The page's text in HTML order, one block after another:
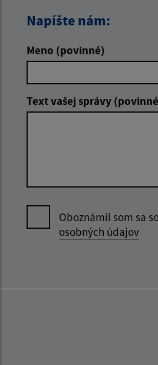
Napíšte nám:
Meno (povinné)
Text vašej správy
Oboznámil som sa
osobných údajov